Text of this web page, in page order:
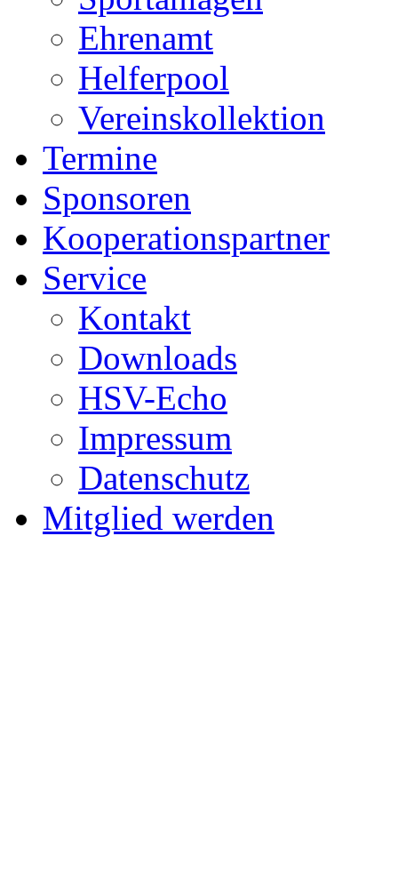
Ehrenamt
Helferpool
Vereinskollektion
Termine
Sponsoren
Kooperationspartner
Service
Kontakt
Downloads
HSV-Echo
Impressum
Datenschutz
Mitglied werden